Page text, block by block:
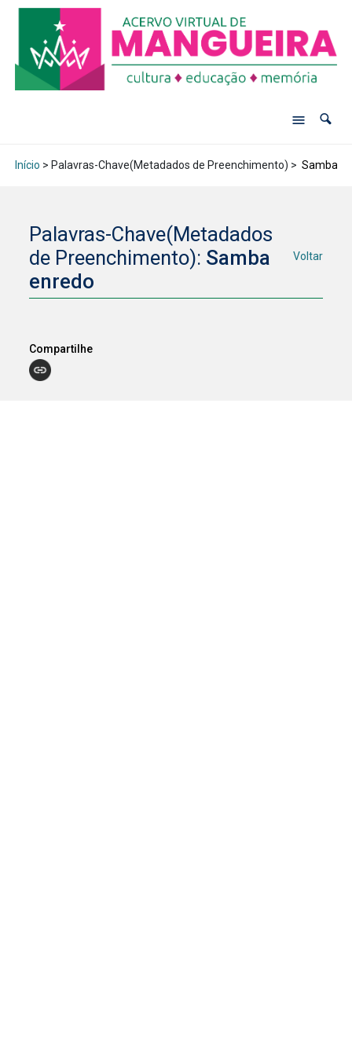
Início > Palavras-Chave(Metadados de Preenchimento) > Samba
Palavras-Chave(Metadados
de Preenchimento): Samba
enredo
Voltar
Compartilhe